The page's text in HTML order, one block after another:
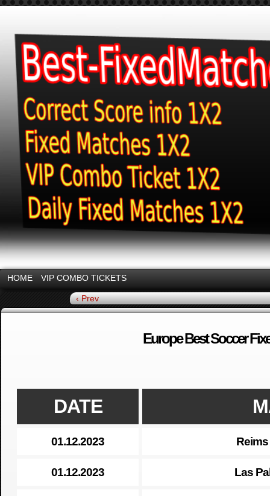
HOME VIP COMBO TICKETS
‹ Prev
Europe Best Soccer
DATE
01.12.2023
01.12.2023 Las